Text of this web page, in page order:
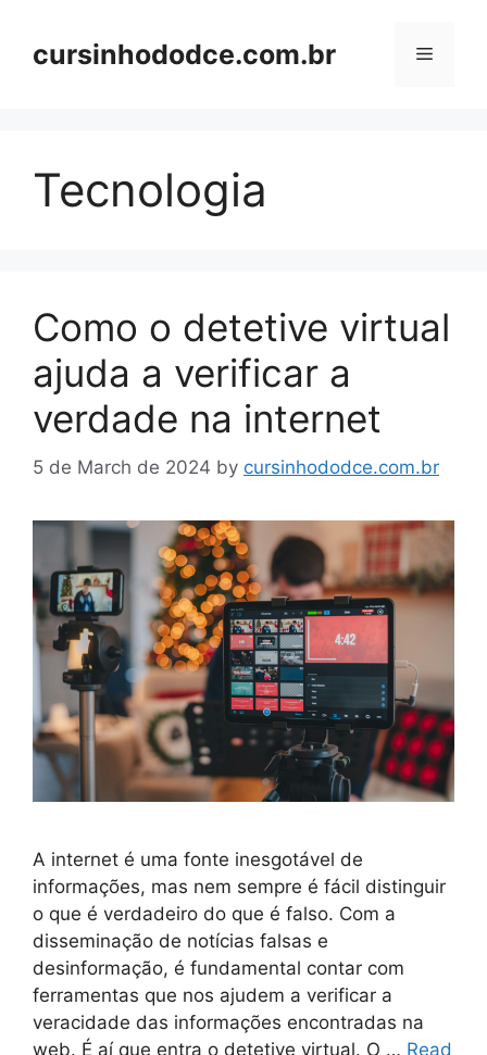
contentcursinhododce.com.br Menu
Tecnologia
Como o detetive virtual
ajuda a verificar a
verdade na internet
5 de March de 2024 by cursinhododce.com.br
A internet é uma fonte inesgotável de
informações, mas nem sempre é fácil distinguir
o que é verdadeiro do que é falso. Com a
disseminação de notícias falsas e
desinformação, é fundamental contar com
ferramentas que nos ajudem a verificar a
veracidade das informações encontradas na
web. É aí que entra o detetive virtual. O … Read